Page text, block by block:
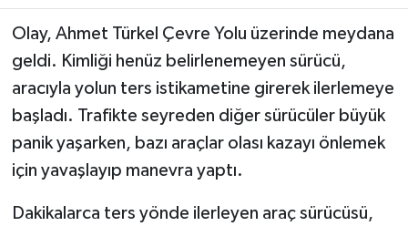
Olay, Ahmet Türkel Çevre Yolu üzerinde meydana
geldi. Kimliği henüz belirlenemeyen sürücü,
aracıyla yolun ters istikametine girerek ilerlemeye
başladı. Trafikte seyreden diğer sürücüler büyük
panik yaşarken, bazı araçlar olası kazayı önlemek
için yavaşlayıp manevra yaptı.
Dakikalarca ters yönde ilerleyen araç sürücüsü,